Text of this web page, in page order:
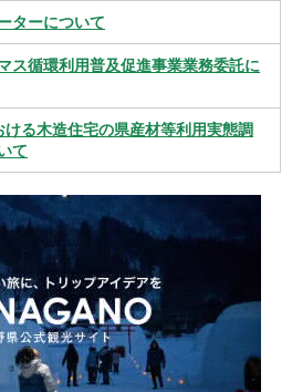
ターについて
ス循環利用普及促進事業業務委託に
る木造住宅の県産材等利用実態調
て